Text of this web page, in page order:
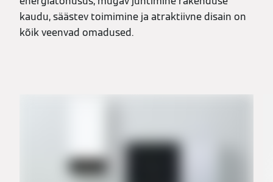
kaudu, säästev toimimine ja atraktiivne disain on
kõik veenvad omadused.